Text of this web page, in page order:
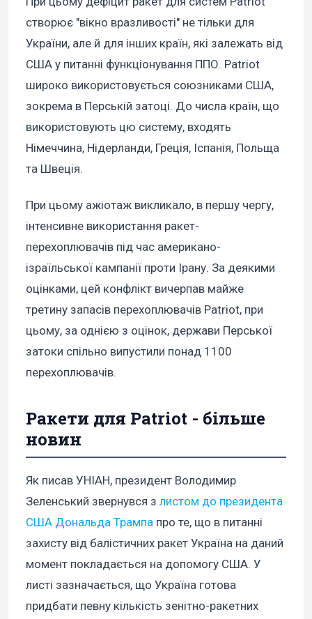
створює "вікно вразливості" не тільки для
України, але й для інших країн, які залежать від
США у питанні функціонування ППО. Patriot
широко використовується союзниками США,
зокрема в Перській затоці. До числа країн, що
використовують цю систему, входять
Німеччина, Нідерланди, Греція, Іспанія, Польща
та Швеція.
При цьому ажіотаж викликало, в першу чергу,
інтенсивне використання ракет-
перехоплювачів під час американо-
ізраїльської кампанії проти Ірану. За деякими
оцінками, цей конфлікт вичерпав майже
третину запасів перехоплювачів Patriot, при
цьому, за однією з оцінок, держави Перської
затоки спільно випустили понад 1100
перехоплювачів.
Ракети для Patriot - більше
новин
Як писав УНІАН, президент Володимир
Зеленський звернувся з листом до президента
США Дональда Трампа про те, що в питанні
захисту від балістичних ракет Україна на даний
момент покладається на допомогу США. У
листі зазначається, що Україна готова
придбати певну кількість зенітно-ракетних